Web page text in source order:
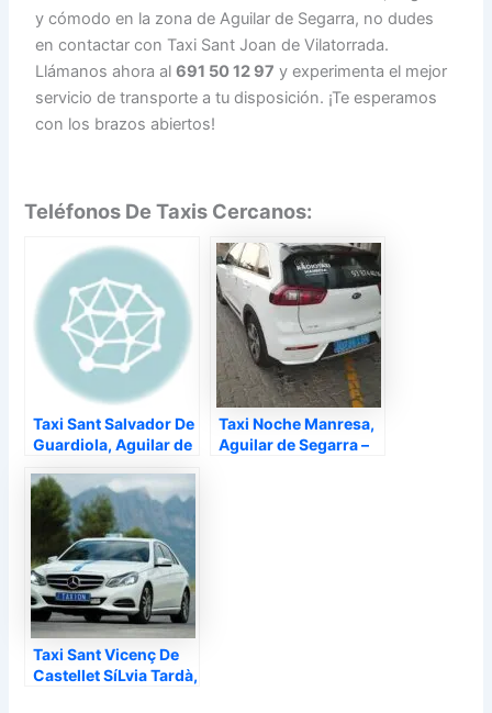
y cómodo en la zona de Aguilar de Segarra, no dudes
en contactar con Taxi Sant Joan de Vilatorrada.
Llámanos ahora al691 50 12 97 y experimenta el mejor
servicio de transporte a tu disposición. ¡Te esperamos
con los brazos abiertos!
Teléfonos De Taxis Cercanos:
Taxi Sant Salvador De
Guardiola, Aguilar de
Taxi Noche Manresa,
Aguilar de Segarra –
Taxi Sant Vicenç De
Castellet SíLvia Tardà,